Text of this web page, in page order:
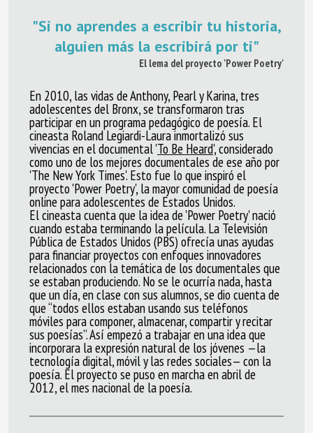
"Si no aprendes a escribir tu historia,
alguien más la escribirá por ti"
El lema del proyecto 'Power Poetry'
En 2010, las vidas de Anthony, Pearl y Karina, tres
adolescentes del Bronx, se transformaron tras
participar en un programa pedagógico de poesía. El
cineasta Roland Legiardi-Laura inmortalizó sus
vivencias en el documental 'To Be Heard', considerado
como uno de los mejores documentales de ese año por
'The New York Times'. Esto fue lo que inspiró el
proyecto 'Power Poetry', la mayor comunidad de poesía
online para adolescentes de Estados Unidos.
El cineasta cuenta que la idea de 'Power Poetry' nació
cuando estaba terminando la película. La Televisión
Pública de Estados Unidos (PBS) ofrecía unas ayudas
para financiar proyectos con enfoques innovadores
relacionados con la temática de los documentales que
se estaban produciendo. No se le ocurría nada, hasta
que un día, en clase con sus alumnos, se dio cuenta de
que “todos ellos estaban usando sus teléfonos
móviles para componer, almacenar, compartir y recitar
sus poesías”. Así empezó a trabajar en una idea que
incorporara la expresión natural de los jóvenes —la
tecnología digital, móvil y las redes sociales— con la
poesía. El proyecto se puso en marcha en abril de
2012, el mes nacional de la poesía.